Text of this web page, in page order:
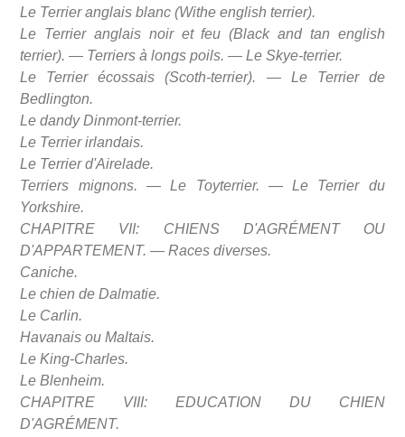
Le Terrier anglais blanc (Withe english terrier).
Le Terrier anglais noir et feu (Black and tan english
terrier). — Terriers à longs poils. — Le Skye-terrier.
Le Terrier écossais (Scoth-terrier). — Le Terrier de
Bedlington.
Le dandy Dinmont-terrier.
Le Terrier irlandais.
Le Terrier d'Airelade.
Terriers mignons. — Le Toyterrier. — Le Terrier du
Yorkshire.
CHAPITRE VII: CHIENS D'AGRÉMENT OU
D'APPARTEMENT. — Races diverses.
Caniche.
Le chien de Dalmatie.
Le Carlin.
Havanais ou Maltais.
Le King-Charles.
Le Blenheim.
CHAPITRE VIII: EDUCATION DU CHIEN
D'AGRÉMENT.